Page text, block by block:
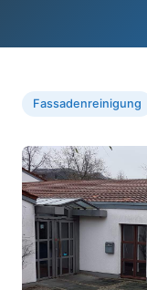
Fassadenreinigung